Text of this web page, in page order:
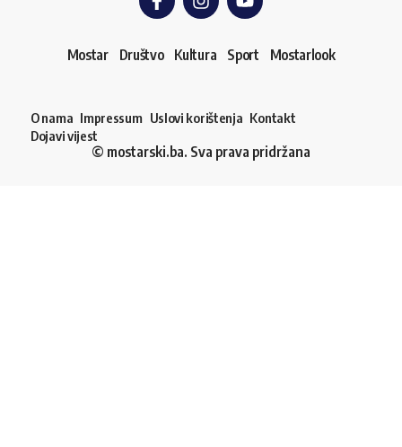
Mostar Društvo Kultura Sport Mostarlook
O nama Impressum Uslovi korištenja Kontakt
Dojavi vijest
© mostarski.ba. Sva prava pridržana